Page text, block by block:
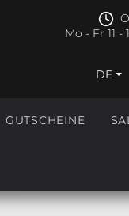
Mo - Fr 11 -
DE
GUTSCHEINE